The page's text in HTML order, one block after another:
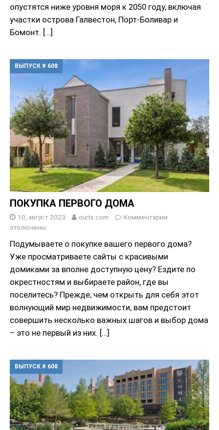
опустятся ниже уровня моря к 2050 году, включая
участки острова Галвестон, Порт-Боливар и
Бомонт. […]
ВЫПУСК # 608
ПОКУПКА ПЕРВОГО ДОМА
10, август 2023 ourtx.com
Комментарии
отключены
Подумываете о покупке вашего первого дома?
Уже просматриваете сайты с красивыми
домиками за вполне доступную цену? Ездите по
окрестностям и выбираете район, где вы
поселитесь? Прежде, чем открыть для себя этот
волнующий мир недвижимости, вам предстоит
совершить несколько важных шагов и выбор дома
– это не первый из них. […]
ВЫПУСК # 608